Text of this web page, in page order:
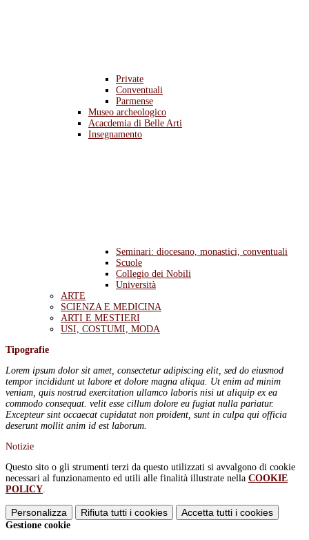
Private
Conventuali
Parmense
Museo archeologico
Acacdemia di Belle Arti
Insegnamento
Seminari: diocesano, monastici, conventuali
Scuole
Collegio dei Nobili
Università
ARTE
SCIENZA E MEDICINA
ARTI E MESTIERI
USI, COSTUMI, MODA
Tipografie
Lorem ipsum dolor sit amet, consectetur adipiscing elit, sed do eiusmod
tempor incididunt ut labore et dolore magna aliqua. Ut enim ad minim
veniam, quis nostrud exercitation ullamco laboris nisi ut aliquip ex ea
commodo consequat. velit esse cillum dolore eu fugiat nulla pariatur.
Excepteur sint occaecat cupidatat non proident, sunt in culpa qui officia
deserunt mollit anim id est laborum.
Notizie
Questo sito o gli strumenti terzi da questo utilizzati si avvalgono di cookie
necessari al funzionamento ed utili alle finalità illustrate nella COOKIE
POLICY.
Personalizza Rifiuta tutti i cookies Accetta tutti i cookies
Gestione cookie